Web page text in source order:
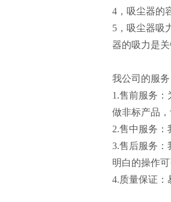
4，吸尘器的
5，吸尘器吸
器的吸力是
我公司的服
1.售前服务
做非标产品
2.售中服务
3.售后服务：
明白的操作
4.质量保证